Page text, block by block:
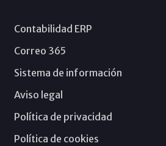
Contabilidad ERP
Correo 365
Sistema de información
Aviso legal
Política de privacidad
Política de cookies